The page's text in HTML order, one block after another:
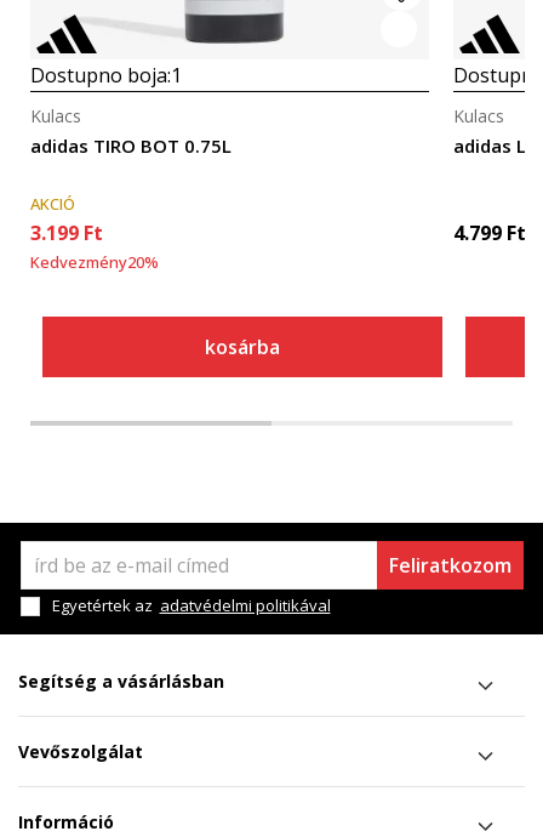
Dostupno boja:1
adidas TIRO BOT 0.75L
Kulacs
AKCIÓ
3.199 Ft
Kedvezmény20%
kosárba
adidas
Kulacs
4.799 Ft
Feliratkozom
Egyetértek az adatvédelmi politikával
Segítség a vásárlásban
Vevőszolgálat
Információ